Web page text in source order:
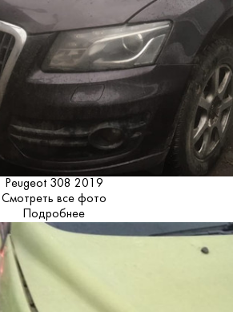
Peugeot 308 2019
Смотреть все фото
Подробнее